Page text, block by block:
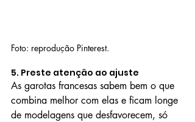
Foto: reprodução Pinterest.
5. Preste atenção ao ajuste
As garotas francesas sabem bem o que
combina melhor com elas e ficam longe
de modelagens que desfavorecem, só